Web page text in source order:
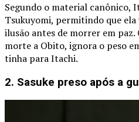
Segundo o material canônico,
Tsukuyomi, permitindo que
ilusão antes de morrer em paz.
morte a Obito, ignora o peso
tinha para Itachi.
2. Sasuke preso após a